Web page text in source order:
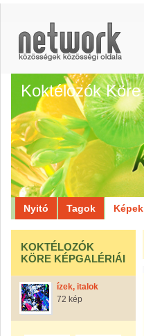
Koktélozók Köre
Nyitó Tagok Képek
KOKTÉLOZÓK
KÖRE KÉPGALÉRIÁI
ízek, italok
72 kép